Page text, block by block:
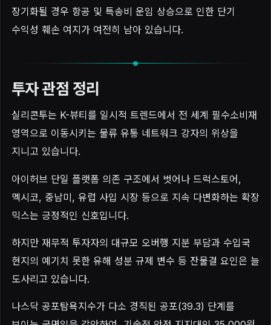
장기화될 경우 항공 및 특송비 운임 상승으로 인한 단기
수익성 훼손 여지가 여전히 남아 있습니다.
투자 관점 정리
실리콘투는 K-뷰티를 일시적 트렌드에서 전 세계 필수소비재
영역으로 이동시키는 물류 유통 네트워크 강자의 위상을
지니고 있습니다.
아이허브 단일 플랫폼 의존 구조에서 벗어나 드럭스토어,
멕시코, 중남미, 유럽 사입 시장 등으로 지속 다변화하는 확장
믹스는 긍정적인 신호입니다.
하지만 재무적 투자자의 대규모 오버행 지분 부담과 수입국
현지의 예기치 못한 유해 성분 규제 변수 등 잔물결 요인은 늘
도사리고 있습니다.
나스닥 공포탐욕지수가 다소 경직된 공포(39.3) 단계를